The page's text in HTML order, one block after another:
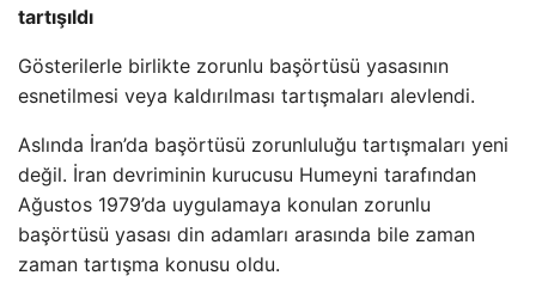
tartışıldı
Gösterilerle birlikte zorunlu başörtüsü yasasının
esnetilmesi veya kaldırılması tartışmaları alevlendi.
Aslında İran’da başörtüsü zorunluluğu tartışmaları yeni
değil. İran devriminin kurucusu Humeyni tarafından
Ağustos 1979’da uygulamaya konulan zorunlu
başörtüsü yasası din adamları arasında bile zaman
zaman tartışma konusu oldu.